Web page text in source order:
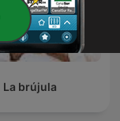
La brújula